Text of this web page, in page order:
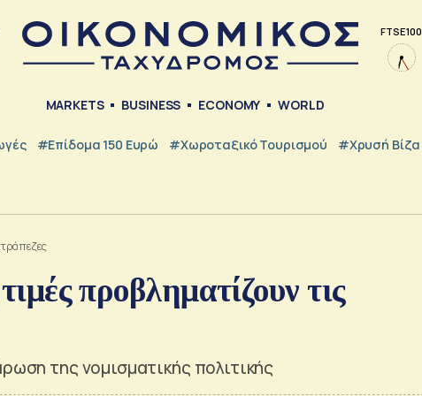
FTSE 100
MARKETS BUSINESS ECONOMY WORLD
#Επίδομα 150 Ευρώ #Χωροταξικό Τουρισμού #Χρυσή Βίζα
τράπεζες
προβληματίζουν τις
της νομισματικής πολιτικής